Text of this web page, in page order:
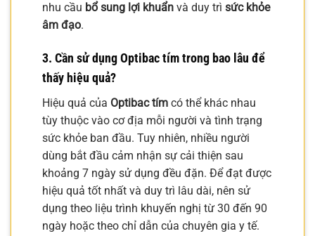
nhu cầu bổ sung lợi khuẩn và duy trì sức khỏe
âm đạo.
3. Cần sử dụng Optibac tím trong bao lâu để
thấy hiệu quả?
Hiệu quả của Optibac tím có thể khác nhau
tùy thuộc vào cơ địa mỗi người và tình trạng
sức khỏe ban đầu. Tuy nhiên, nhiều người
dùng bắt đầu cảm nhận sự cải thiện sau
khoảng 7 ngày sử dụng đều đặn. Để đạt được
hiệu quả tốt nhất và duy trì lâu dài, nên sử
dụng theo liệu trình khuyến nghị từ 30 đến 90
ngày hoặc theo chỉ dẫn của chuyên gia y tế.